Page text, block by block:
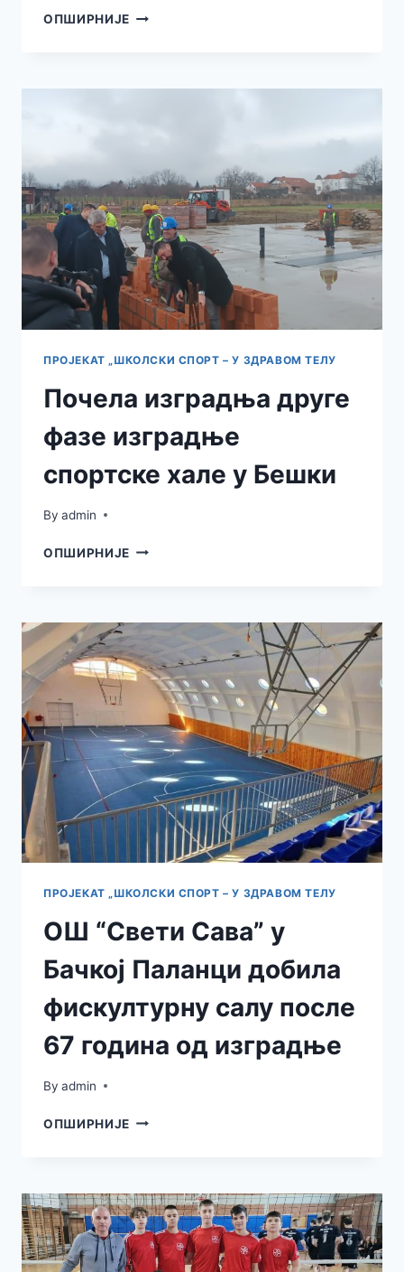
ОПШИРНИЈЕ ОПШТИНА
ЊЕНИ
ПРОЈЕКАТ „ШКОЛСКИ СПОРТ – У ЗДРАВОМ ТЕЛУ
Почела изградња друге
фазе изградње
спортске хале у Бешки
By admin
ОПШИРНИЈЕ ПОЧЕЛА
ИЗГРАДЊЕ
СПОРТСКЕ
ХАЛЕ
У
БЕШКИ
ПРОЈЕКАТ „ШКОЛСКИ СПОРТ – У ЗДРАВОМ ТЕЛУ
ОШ “Свети Сава” у
Бачкој Паланци добила
фискултурну салу после
67 година од изградње
By admin
ОПШИРНИЈЕ ОШ
БАЧКОЈ
ПАЛАНЦИ
ДОБИЛА
ФИСКУЛТУРНУ